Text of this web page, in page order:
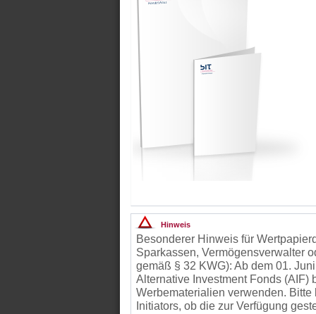
Hinweis
Besonderer Hinweis für
Sparkassen, Vermögensverwalter
gemäß § 32 KWG): Ab dem 01.
Alternative Investment Fonds (AIF)
Werbematerialien verwenden.
Initiators, ob die zur Verfügung